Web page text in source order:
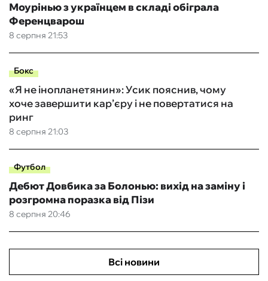
8 серпня 21:53
Моурінью з українцем в складі обіграла
Ференцварош
Бокс
8 серпня 21:03
«Я не інопланетянин»: Усик пояснив, чому
хоче завершити кар’єру і не повертатися на
ринг
Футбол
8 серпня 20:46
Дебют Довбика за Болонью: вихід на заміну і
розгромна поразка від Пізи
Всі новини